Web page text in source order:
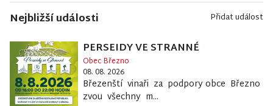
Nejbližší události Přidat událost
PERSEIDY VE STRANNÉ
Obec Březno
08. 08. 2026
Březenští vinaři za podpory obce Březno
zvou všechny m...